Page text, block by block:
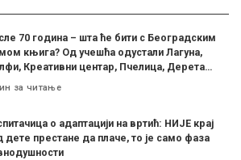
70 година – шта ће бити с Београдским
књига? Од учешћа одустали Лагуна,
Креативни центар, Пчелица, Дерета…
за читање
о адаптацији на вртић: НИЈЕ крај
дете престане да плаче, то је само фаза